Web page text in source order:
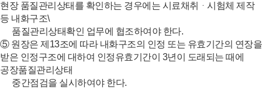
현장 품질관리상태를 확인하는 경우에는 시료채취ᆞ시험체 제작
등 내화구조\
품질관리상태확인 업무에 협조하여야 한다.
⑤ 원장은 제13조에 따라 내화구조의 인정 또는 유효기간의 연장을
받은 인정구조에 대하여 인정유효기간이 3년이 도래되는 때에
공장품질관리상태
중간점검을 실시하여야 한다.